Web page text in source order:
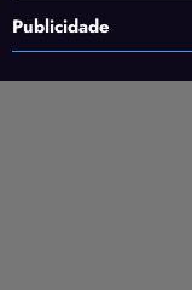
Publicidade